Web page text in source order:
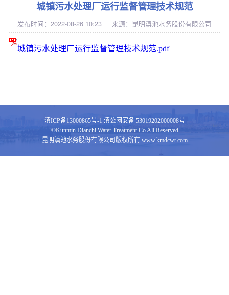
城镇污水处理厂运行监督管理技术规范
发布时间：2022-08-26 10:23 来源：昆明滇池水务股份有限公司
城镇污水处理厂运行监督管理技术规范.pdf
滇ICP备13000865号-1 滇公网安备 53019202000008号
©Kunmin Dianchi Water Treatment Co All Reserved
昆明滇池水务股份有限公司版权所有 www.kmdcwt.com